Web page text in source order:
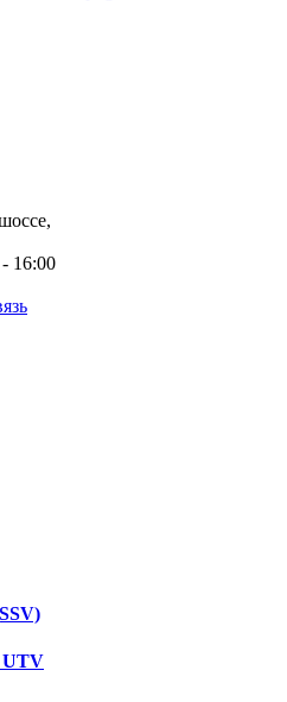
16:00
UTV